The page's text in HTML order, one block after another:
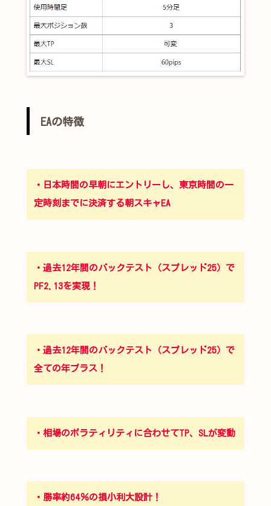
EAの特徴
・日本時間の早朝にエントリーし、東京時間の一
定時刻までに決済する朝スキャEA
・過去12年間のバックテスト（スプレッド25）で
PF2.13を実現！
・過去12年間のバックテスト（スプレッド25）で
全ての年プラス！
・相場のボラティリティに合わせてTP、SLが変動
・勝率約64％の損小利大設計！